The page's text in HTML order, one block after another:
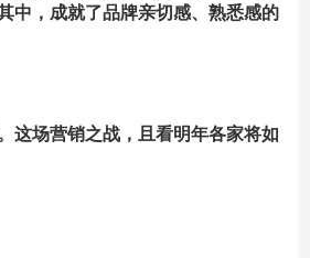
中，成就了品牌亲切感、熟悉感的
这场营销之战，且看明年各家将如